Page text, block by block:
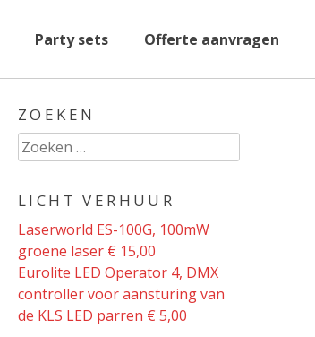
Party sets Offerte aanvragen
ZOEKEN
Zoeken
naar:
LICHT VERHUUR
Laserworld ES-100G, 100mW
groene laser € 15,00
Eurolite LED Operator 4, DMX
controller voor aansturing van
de KLS LED parren € 5,00